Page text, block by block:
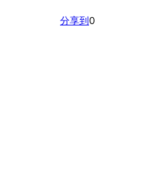
分享到0